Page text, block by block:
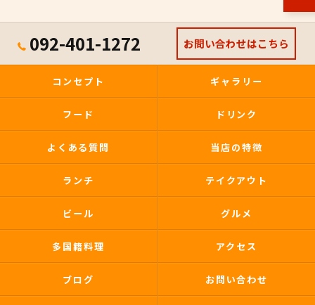
092-401-1272 お問い合わせはこちら
コンセプト ギャラリー
フード ドリンク
よくある質問 当店の特徴
ランチ テイクアウト
ビール グルメ
多国籍料理 アクセス
ブログ お問い合わせ